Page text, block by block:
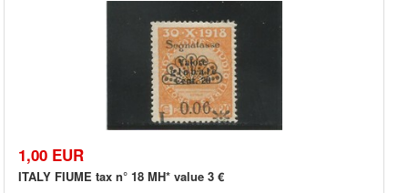
1,00 EUR
ITALY FIUME tax n° 18 MH* value 3 €